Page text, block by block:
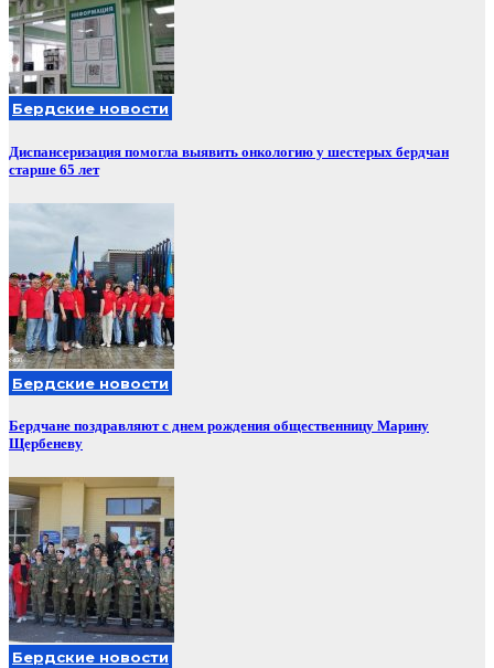
Бердские новости
Диспансеризация помогла выявить онкологию у шестерых бердчан
старше 65 лет
Бердские новости
Бердчане поздравляют с днем рождения общественницу Марину
Щербеневу
Бердские новости